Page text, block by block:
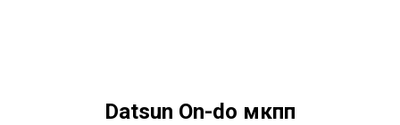
Datsun On-do мкпп